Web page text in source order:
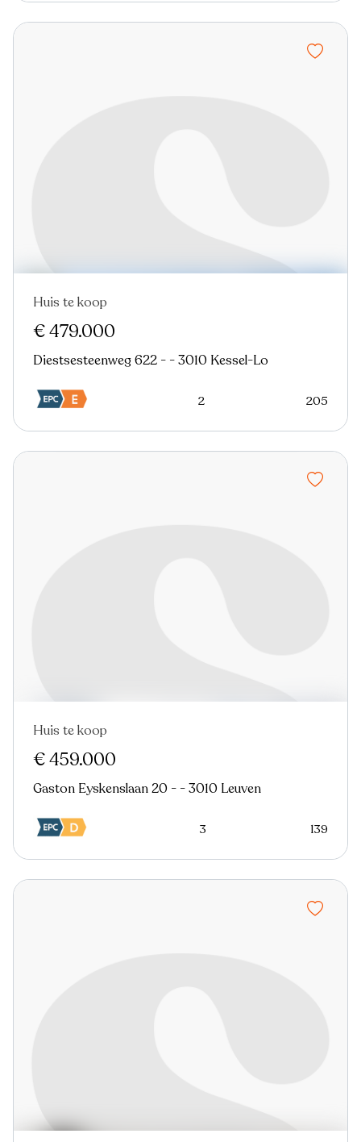
Nieuw Virtual tour
Huis te koop
€ 479.000
Diestsesteenweg 622 - - 3010 Kessel-Lo
2 205
Nieuw
Huis te koop
€ 459.000
Gaston Eyskenslaan 20 - - 3010 Leuven
3 139